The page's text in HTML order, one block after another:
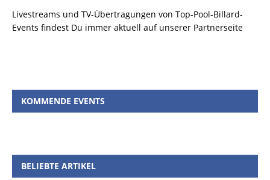
Livestreams und TV-Übertragungen von Top-Pool-Billard-
Events findest Du immer aktuell auf unserer Partnerseite
KOMMENDE EVENTS
BELIEBTE ARTIKEL